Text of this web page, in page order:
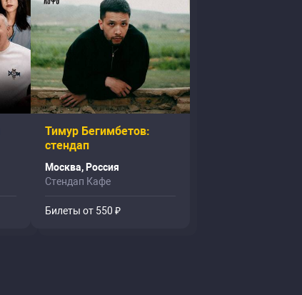
Тимур Бегимбетов:
стендап
Москва, Россия
Стендап Кафе
Билеты от 550 ₽